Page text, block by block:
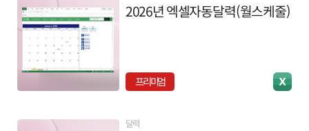
2026년 엑셀자동달력(월스케줄)
프리미엄
달력